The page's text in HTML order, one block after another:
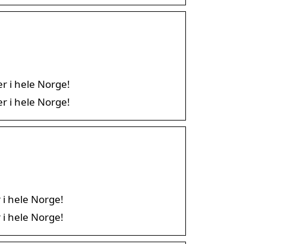
i hele Norge!
i hele Norge!
hele Norge!
hele Norge!